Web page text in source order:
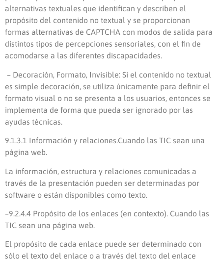
alternativas textuales que identifican y describen el
propósito del contenido no textual y se proporcionan
formas alternativas de CAPTCHA con modos de salida para
distintos tipos de percepciones sensoriales, con el fin de
acomodarse a las diferentes discapacidades.
– Decoración, Formato, Invisible: Si el contenido no textual
es simple decoración, se utiliza únicamente para definir el
formato visual o no se presenta a los usuarios, entonces se
implementa de forma que pueda ser ignorado por las
ayudas técnicas.
9.1.3.1 Información y relaciones.Cuando las TIC sean una
página web.
La información, estructura y relaciones comunicadas a
través de la presentación pueden ser determinadas por
software o están disponibles como texto.
–9.2.4.4 Propósito de los enlaces (en contexto). Cuando las
TIC sean una página web.
El propósito de cada enlace puede ser determinado con
sólo el texto del enlace o a través del texto del enlace